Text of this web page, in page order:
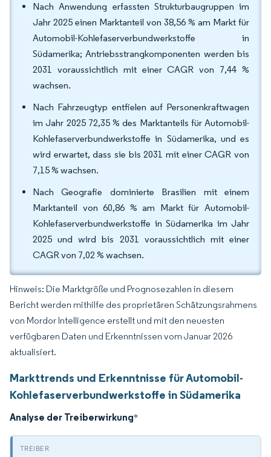
Nach Anwendung erfassten Strukturbaugruppen im
Jahr 2025 einen Marktanteil von 38,56 % am Markt für
Automobil-Kohlefaserverbundwerkstoffe in
Südamerika; Antriebsstrangkomponenten werden bis
2031 voraussichtlich mit einer CAGR von 7,44 %
wachsen.
Nach Fahrzeugtyp entfielen auf Personenkraftwagen
im Jahr 2025 72,35 % des Marktanteils für Automobil-
Kohlefaserverbundwerkstoffe in Südamerika, und es
wird erwartet, dass sie bis 2031 mit einer CAGR von
7,15 % wachsen.
Nach Geografie dominierte Brasilien mit einem
Marktanteil von 60,86 % am Markt für Automobil-
Kohlefaserverbundwerkstoffe in Südamerika im Jahr
2025 und wird bis 2031 voraussichtlich mit einer
CAGR von 7,02 % wachsen.
Hinweis: Die Marktgröße und Prognosezahlen in diesem
Bericht werden mithilfe des proprietären Schätzungsrahmens
von Mordor Intelligence erstellt und mit den neuesten
verfügbaren Daten und Erkenntnissen vom Januar 2026
aktualisiert.
Markttrends und Erkenntnisse für Automobil-
Kohlefaserverbundwerkstoffe in Südamerika
Analyse der Treiberwirkung*